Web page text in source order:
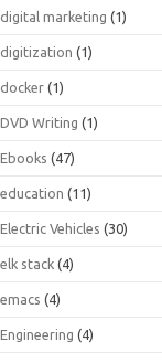
digital marketing (1)
digitization (1)
docker (1)
DVD Writing (1)
Ebooks (47)
education (11)
Electric Vehicles (30)
elk stack (4)
emacs (4)
Engineering (4)